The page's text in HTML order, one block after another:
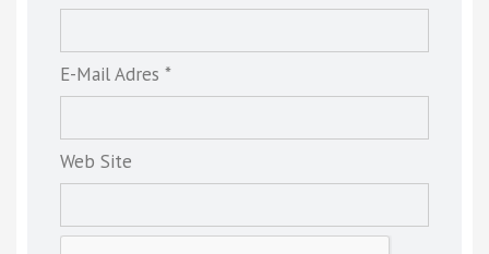
E-Mail Adres *
Web Site